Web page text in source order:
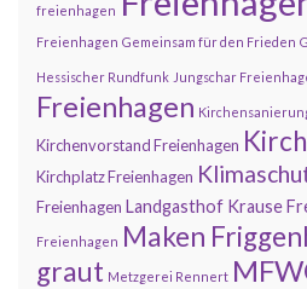
freienhagen
Freienhagen Gemeinsam für den Frieden
Hessischer Rundfunk Jungschar
Freienhagen
Kirchenvorstand Freienhagen
Kirchplatz Freienhagen
Freienhagen Landgasthof Krause
Freienhagen Maken
graut Metzgerei Rennert